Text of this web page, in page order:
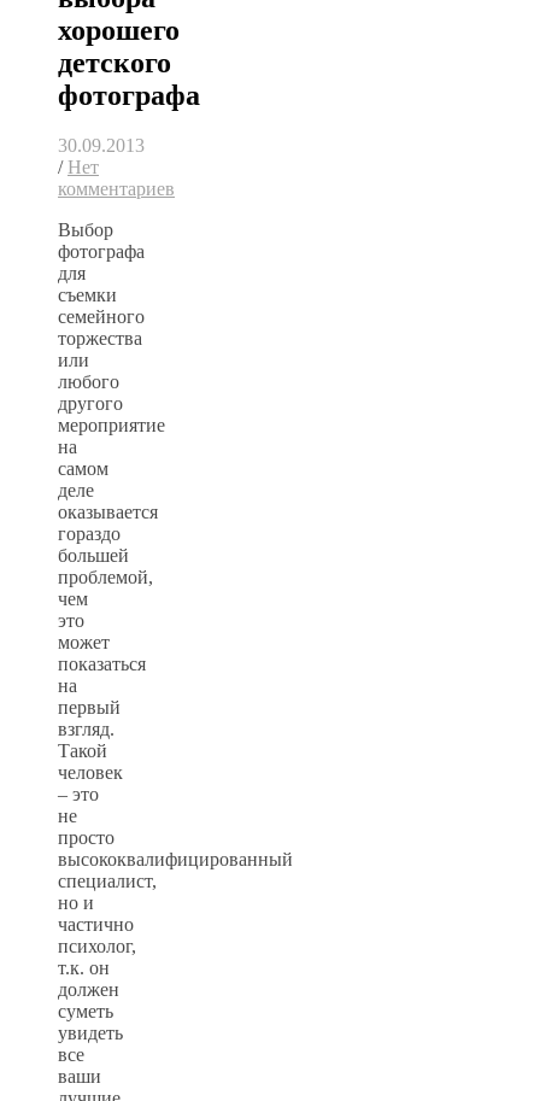
хорошего
детского
фотографа
30.09.2013
/ Нет
комментариев
Выбор
фотографа
для
съемки
семейного
торжества
или
любого
другого
мероприятие
на
самом
деле
оказывается
гораздо
большей
проблемой,
чем
это
может
показаться
на
первый
взгляд.
Такой
человек
– это
не
просто
высококвалифицированный
специалист,
но и
частично
психолог,
т.к. он
должен
суметь
увидеть
все
ваши